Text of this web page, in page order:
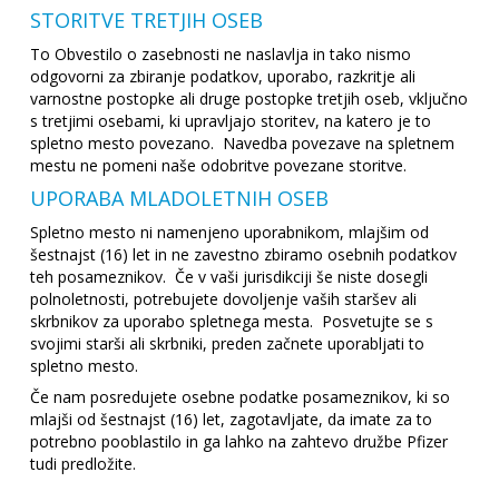
STORITVE TRETJIH OSEB
To Obvestilo o zasebnosti ne naslavlja in tako nismo
odgovorni za zbiranje podatkov, uporabo, razkritje ali
varnostne postopke ali druge postopke tretjih oseb, vključno
s tretjimi osebami, ki upravljajo storitev, na katero je to
spletno mesto povezano. Navedba povezave na spletnem
mestu ne pomeni naše odobritve povezane storitve.
UPORABA MLADOLETNIH OSEB
Spletno mesto ni namenjeno uporabnikom, mlajšim od
šestnajst (16) let in ne zavestno zbiramo osebnih podatkov
teh posameznikov. Če v vaši jurisdikciji še niste dosegli
polnoletnosti, potrebujete dovoljenje vaših staršev ali
skrbnikov za uporabo spletnega mesta. Posvetujte se s
svojimi starši ali skrbniki, preden začnete uporabljati to
spletno mesto.
Če nam posredujete osebne podatke posameznikov, ki so
mlajši od šestnajst (16) let, zagotavljate, da imate za to
potrebno pooblastilo in ga lahko na zahtevo družbe Pfizer
tudi predložite.